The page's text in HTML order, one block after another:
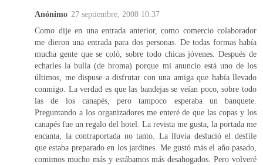
Anónimo 27 septiembre, 2008 10:37
Como dije en una entrada anterior, como comercio colaborador
me dieron una entrada para dos personas. De todas formas había
mucha gente que se coló, sobre todo chicas jóvenes. Después de
echarles la bulla (de broma) porque mi anuncio está uno de los
últimos, me dispuse a disfrutar con una amiga que había llevado
conmigo. La verdad es que las bandejas se veían poco, sobre todo
las de los canapés, pero tampoco esperaba un banquete.
Preguntando a los organizadores me enteré de que las copas y los
canapés fue un regalo del hotel. La revista me gusta, la portada me
encanta, la contraportada no tanto. La lluvia deslució el desfile
que estaba preparado en los jardines. Me gustó más el año pasado,
comimos mucho más y estábamos más desahogados. Pero volveré